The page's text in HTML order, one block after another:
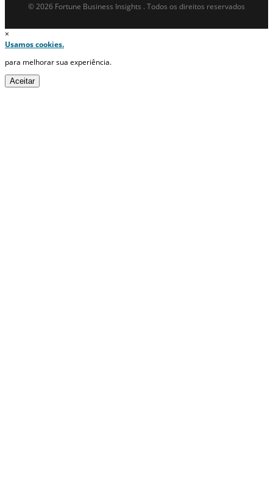
© 2026 Fortune Business Insights . Todos os direitos reservados
×
Usamos cookies.
para melhorar sua experiência.
Aceitar